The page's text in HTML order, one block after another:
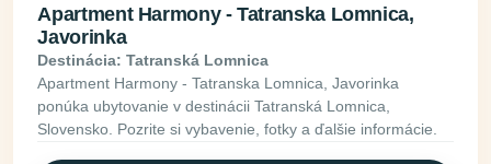
Apartment Harmony - Tatranska Lomnica,
Javorinka
Destinácia: Tatranská Lomnica
Apartment Harmony - Tatranska Lomnica, Javorinka
ponúka ubytovanie v destinácii Tatranská Lomnica,
Slovensko. Pozrite si vybavenie, fotky a ďalšie informácie.